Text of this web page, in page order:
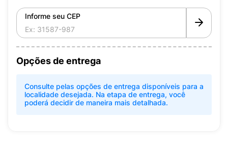
Informe seu CEP
Opções de entrega
Consulte pelas opções de entrega disponíveis para a
localidade desejada. Na etapa de entrega, você
poderá decidir de maneira mais detalhada.